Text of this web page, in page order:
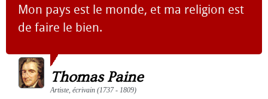
Mon pays est le monde, et ma religion est
de faire le bien.
Thomas Paine
Artiste, écrivain (1737 - 1809)